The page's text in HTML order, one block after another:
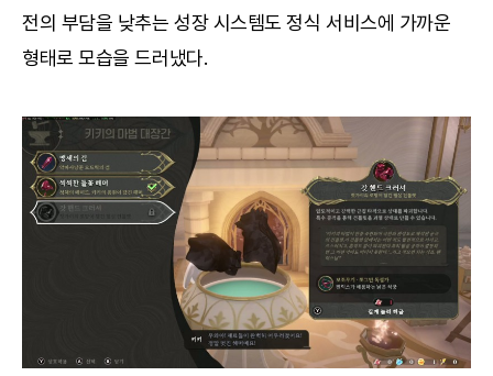
전의 부담을 낮추는 성장 시스템도 정식 서비스에 가까운
형태로 모습을 드러냈다.